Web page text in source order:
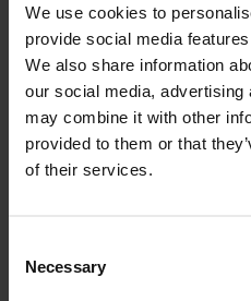
We use cookies to
provide social media
We also share information
our social media,
may combine it with other
provided to them or that
of their services.
Selection
Necessary
Správa v reálném
Dnes jsou tyto postupy
zařízení shromažďuje údaje
programy mohou být
odesílaly varování,
Podmíněná údržba se